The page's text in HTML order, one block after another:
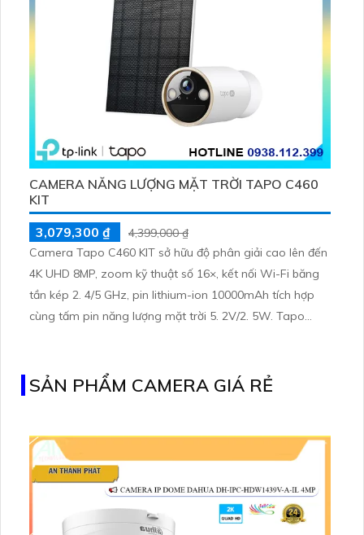
CAMERA NĂNG LƯỢNG MẶT TRỜI TAPO C460
KIT
3,079,300 ₫
4,399,000 ₫
Camera Tapo C460 KIT sở hữu độ phân giải cao lên đến
4K UHD 8MP, zoom kỹ thuật số 16×, kết nối Wi-Fi băng
tần kép 2. 4/5 GHz, pin lithium-ion 10000mAh tích hợp
cùng tấm pin năng lượng mặt trời 5. 2V/2. 5W. Tapo
SẢN PHẨM CAMERA GIÁ RẺ